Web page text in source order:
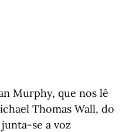
Murphy, que nos lê
Thomas Wall, do
se a voz